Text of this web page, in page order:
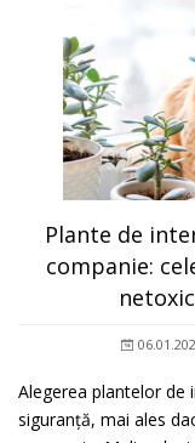
Plante de
companie:
Alegerea plantelor de
siguranță, mai ales